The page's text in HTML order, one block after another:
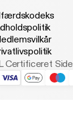
Certificeret Side